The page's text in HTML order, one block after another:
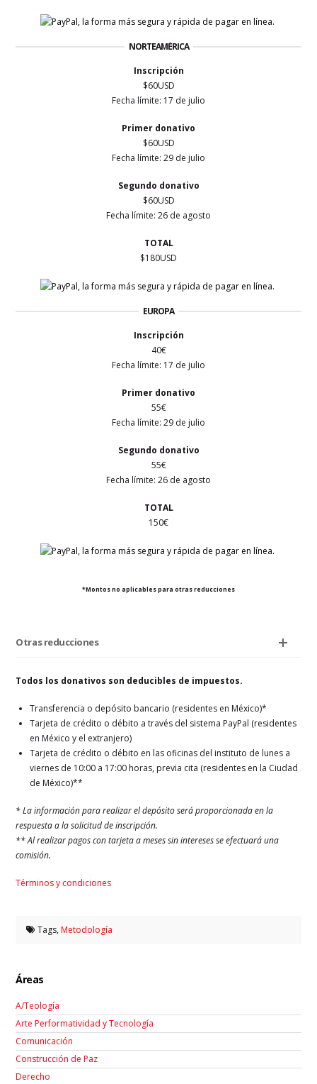
NORTEAMÉRICA
Inscripción
$60USD
Fecha límite: 17 de julio
Primer donativo
$60USD
Fecha límite: 29 de julio
Segundo donativo
$60USD
Fecha límite: 26 de agosto
TOTAL
$180USD
EUROPA
Inscripción
40€
Fecha límite: 17 de julio
Primer donativo
55€
Fecha límite: 29 de julio
Segundo donativo
55€
Fecha límite: 26 de agosto
TOTAL
150€
*Montos no aplicables para otras reducciones
Otras reducciones
Todos los donativos son deducibles de impuestos.
Transferencia o depósito bancario (residentes en México)*
Tarjeta de crédito o débito a través del sistema PayPal (residentes
en México y el extranjero)
Tarjeta de crédito o débito en las oficinas del instituto de lunes a
viernes de 10:00 a 17:00 horas, previa cita (residentes en la Ciudad
de México)**
* La información para realizar el depósito será proporcionada en la
respuesta a la solicitud de inscripción.
** Al realizar pagos con tarjeta a meses sin intereses se efectuará una
comisión.
Términos y condiciones
Tags,Metodología
Áreas
A/Teología
Arte Performatividad y Tecnología
Comunicación
Construcción de Paz
Derecho